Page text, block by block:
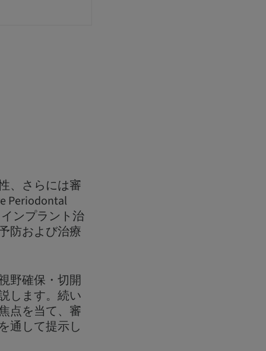
、さらには審
Periodontal
ンプラント治
防および治療
野確保・切開
します。続い
点を当て、審
通して提示し